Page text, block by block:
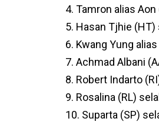
4. Tamron alias
5. Hasan Tjhie (HT)
6. Kwang Yung
7. Achmad Albani
8. Robert Indarto
9. Rosalina (RL)
10. Suparta (SP)